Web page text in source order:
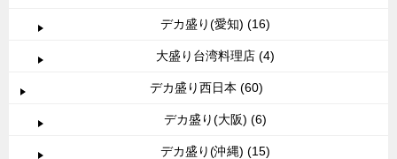
デカ盛り(愛知) (16)
大盛り台湾料理店 (4)
デカ盛り西日本 (60)
デカ盛り(大阪) (6)
デカ盛り(沖縄) (15)